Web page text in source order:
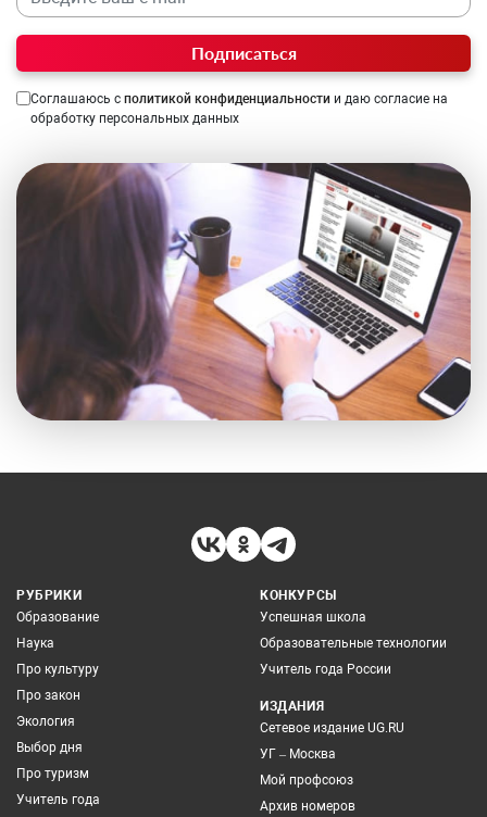
Подписаться
Соглашаюсь с политикой конфиденциальности и даю согласие на
обработку персональных данных
РУБРИКИ
Образование
Наука
Про культуру
Про закон
Экология
Выбор дня
Про туризм
Учитель года
КОНКУРСЫ
Успешная школа
Образовательные технологии
Учитель года России
ИЗДАНИЯ
Сетевое издание UG.RU
УГ – Москва
Мой профсоюз
Архив номеров